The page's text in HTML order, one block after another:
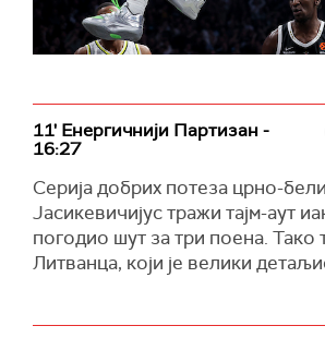
11' Енергичнији Партизан -
16:27
Серија добрих потеза црно-
Јасикевичијус тражи тајм-аут
погодио шут за три поена. Тако
Литванца, који је велики